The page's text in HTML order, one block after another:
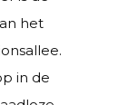
het
in de